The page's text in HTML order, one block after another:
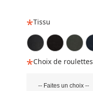
Tissu
Choix de roulettes